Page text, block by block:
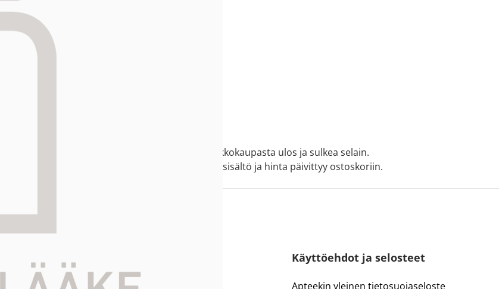
odotellessasi on sallittua kirjautua verkkokaupasta ulos ja sulkea selain.
jonka jälkeen tilauksen lopullinen sisältö ja hinta päivittyy ostoskoriin.
Käyttöehdot ja selosteet
Apteekin yleinen tietosuojaseloste